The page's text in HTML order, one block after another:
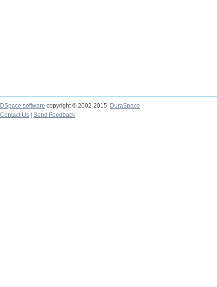
DSpace software copyright © 2002-2015
DuraSpace
Contact Us
Send Feedback